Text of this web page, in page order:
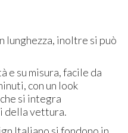
lunghezza, inoltre si può
e su misura, facile da
con un look
si integra
della vettura.